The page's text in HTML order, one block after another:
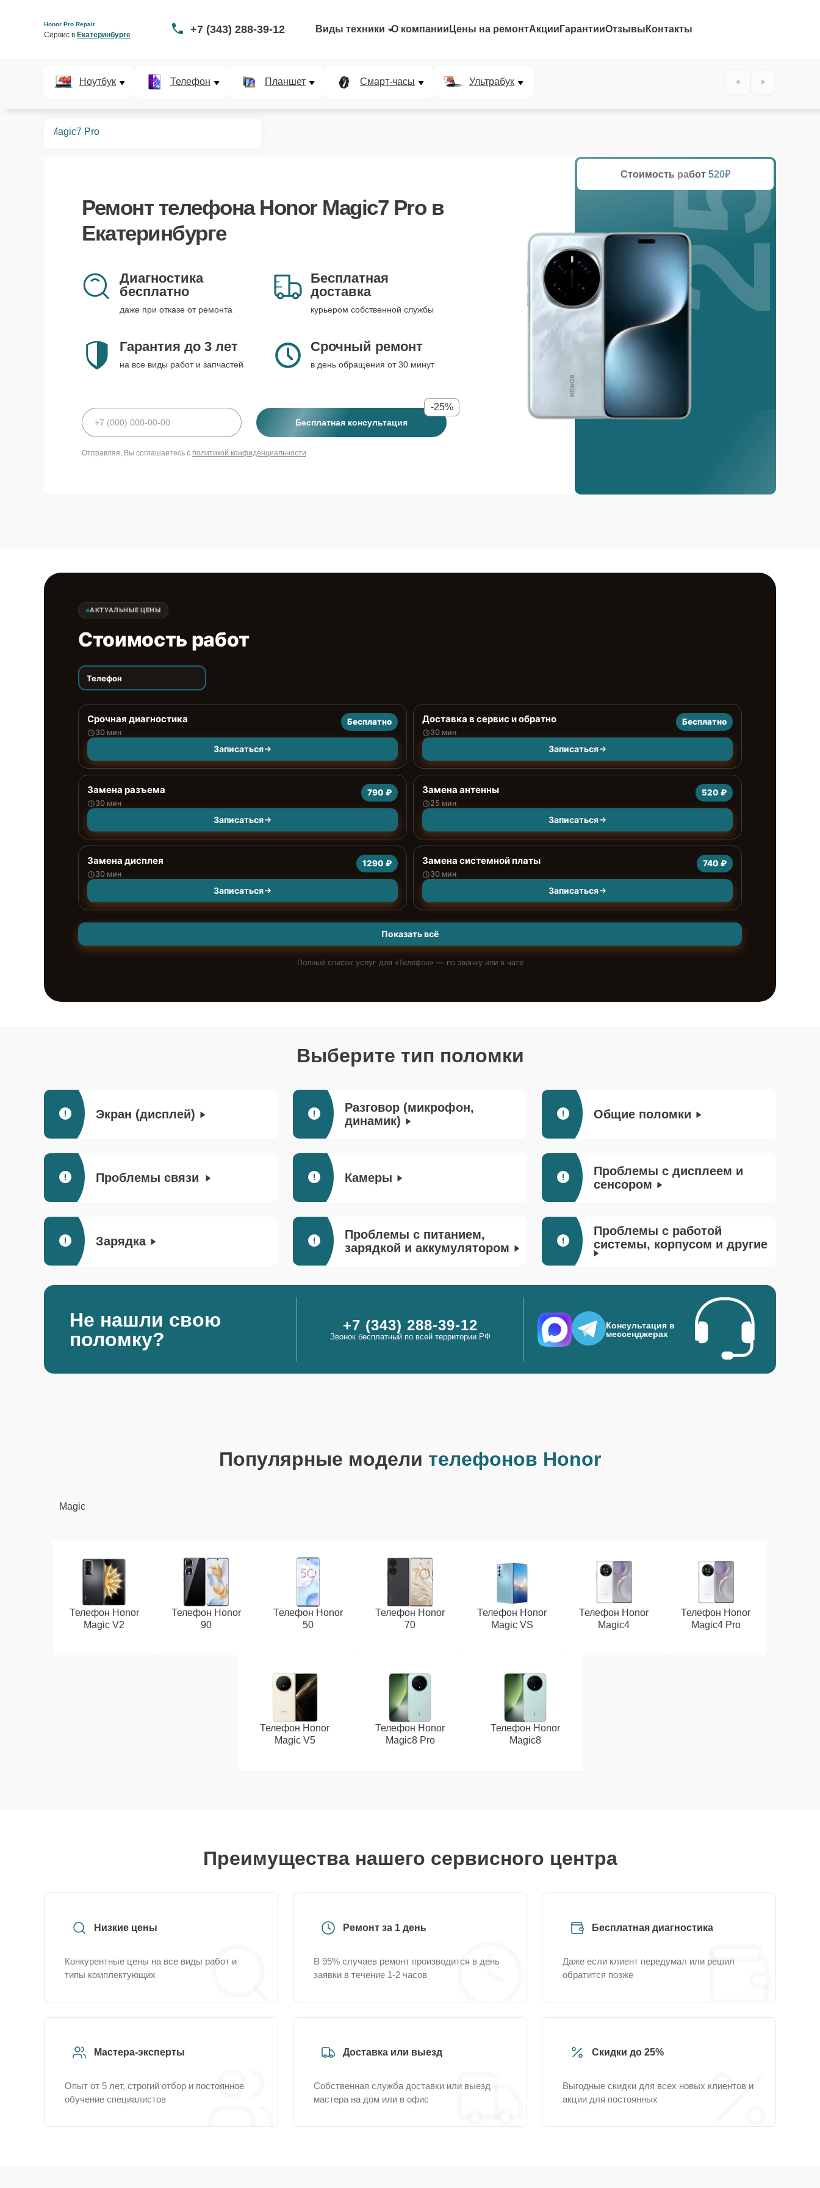
Honor Pro Repair
Сервис в Екатеринбурге +7 (343) 288-39-12 Виды техники О компании Цены на ремонтАкции ГарантииОтзывы Контакты
Ноутбук Телефон Планшет Смарт-часы Ультрабук
Magic7 Pro
Ремонт телефона Honor Magic7 Proв
Екатеринбурге
Диагностика
бесплатно
даже при отказе от ремонта
Бесплатная
доставка
курьером собственной службы
Гарантия до 3 лет
на все виды работ и запчастей
Срочный ремонт
в день обращения от 30 минут
Бесплатная консультация
-25%
Отправляя, Вы соглашаетесь с политикой конфиденциальности
Стоимость работ 520₽
25%
АКТУАЛЬНЫЕ ЦЕНЫ
Стоимость работ
Телефон
Срочная диагностика
30 мин
Бесплатно
Записаться
Доставка в сервис и обратно
30 мин
Бесплатно
Записаться
Замена разъема
30 мин
790 ₽
Записаться
Замена антенны
25 мин
520 ₽
Записаться
Замена дисплея
30 мин
1290 ₽
Записаться
Замена системной платы
30 мин
740 ₽
Записаться
Показать всё
Полный список услуг для «Телефон» — по звонку или в чате
Выберите тип поломки
Экран (дисплей)
Разговор (микрофон,
динамик)
Общие поломки
Проблемы связи Камеры
Проблемы с дисплеем и
сенсором
Зарядка
Проблемы с питанием,
зарядкой и аккумулятором
Проблемы с работой
системы, корпусом и другие
Не нашли свою
поломку?
+7 (343) 288-39-12
Звонок бесплатный по всей территории РФ
Консультация в
мессенджерах
Популярные модели телефонов Honor
Magic
Телефон Honor
Magic V2
Телефон Honor
90
Телефон Honor
50
Телефон Honor
70
Телефон Honor
Magic VS
Телефон Honor
Magic4
Телефон Honor
Magic4 Pro
Телефон Honor
Magic V5
Телефон Honor
Magic8 Pro
Телефон Honor
Magic8
Преимущества нашего сервисного центра
Низкие цены
Конкурентные цены на все виды работ и
типы комплектующих
Ремонт за 1 день
В 95% случаев ремонт производится в день
заявки в течение 1-2 часов
Бесплатная диагностика
Даже если клиент передумал или решил
обратится позже
Мастера-эксперты
Опыт от 5 лет, строгий отбор и постоянное
обучение специалистов
Доставка или выезд
Собственная служба доставки или выезд
мастера на дом или в офис
Скидки до 25%
Выгодные скидки для всех новых клиентов и
акции для постоянных